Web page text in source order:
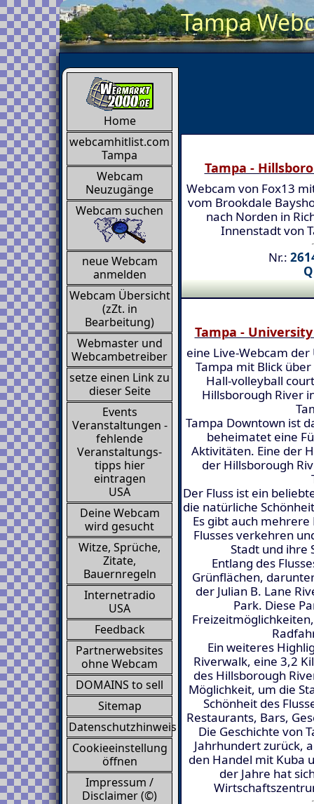
Tampa
Home
webcamhitlist.com
Tampa
Webcam
Neuzugänge
Webcam suchen
neue Webcam
anmelden
Webcam Übersicht
(zZt. in
Bearbeitung)
Webmaster und
Webcambetreiber
setze einen Link zu
dieser Seite
Events
Veranstaltungen -
fehlende
Veranstaltungs-
tipps hier
eintragen
USA
Deine Webcam
wird gesucht
Witze, Sprüche,
Zitate,
Bauernregeln
Internetradio
USA
Feedback
Partnerwebsites
ohne Webcam
DOMAINS to sell
Sitemap
Datenschutzhinweis
Cookieeinstellung
öffnen
Impressum /
Disclaimer (©)
Tampa -
Webcam von Fox13
vom Brookdale
nach Norden in
Innenstadt von
Nr.:
Tampa -
eine Live-Webcam
Tampa mit Blick
Hall-volleyball
Hillsborough River
Tampa Downtown ist
beheimatet eine
Aktivitäten. Eine der
der Hillsborough
Der Fluss ist ein
die natürliche
Es gibt auch
Flusses verkehren
Stadt und ihre
Entlang des
Grünflächen,
der Julian B. Lane
Park. Diese
Ein weiteres
Riverwalk, eine 3,2
des Hillsborough
Möglichkeit, um die
Schönheit des
Restaurants, Bars,
Die Geschichte von
Jahrhundert zurück,
den Handel mit Kuba
der Jahre hat